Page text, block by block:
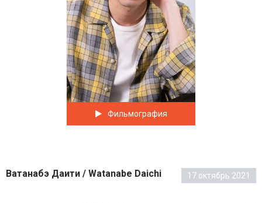
Фильмография
Ватанабэ Даити / Watanabe Daichi 17 октябрь 2021